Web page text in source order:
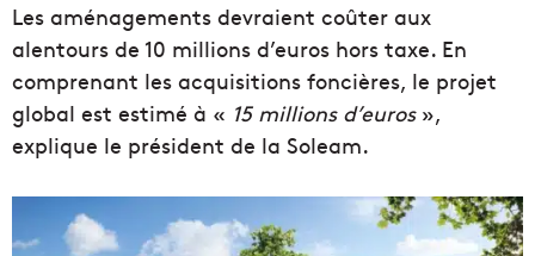
Les aménagements devraient coûter aux
alentours de 10 millions d’euros hors taxe. En
comprenant les acquisitions foncières, le projet
global est estimé à « 15 millions d’euros»,
explique le président de la Soleam.